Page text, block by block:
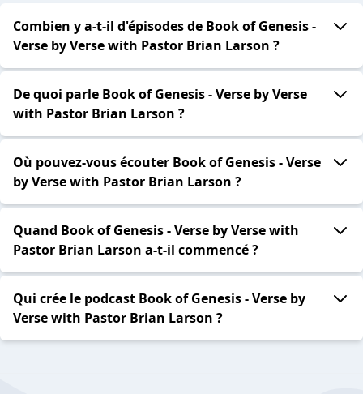
Combien y a-t-il d'épisodes de Book of Genesis -
Verse by Verse with Pastor Brian Larson ?
De quoi parle Book of Genesis - Verse by Verse
with Pastor Brian Larson ?
Où pouvez-vous écouter Book of Genesis - Verse
by Verse with Pastor Brian Larson ?
Quand Book of Genesis - Verse by Verse with
Pastor Brian Larson a-t-il commencé ?
Qui crée le podcast Book of Genesis - Verse by
Verse with Pastor Brian Larson ?